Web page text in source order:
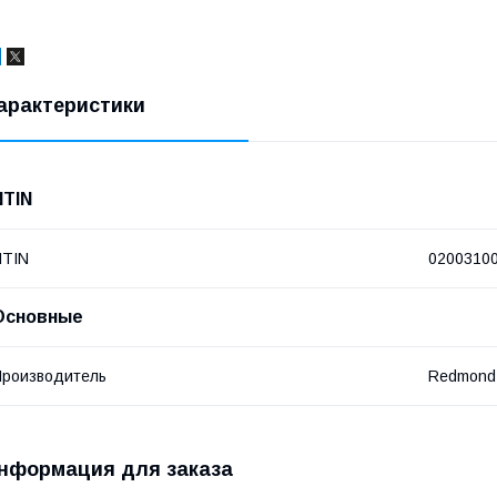
Redmond
для заказа